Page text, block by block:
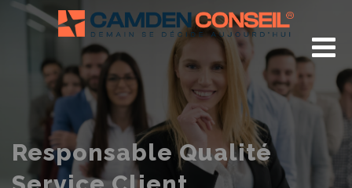
Responsable Qualité